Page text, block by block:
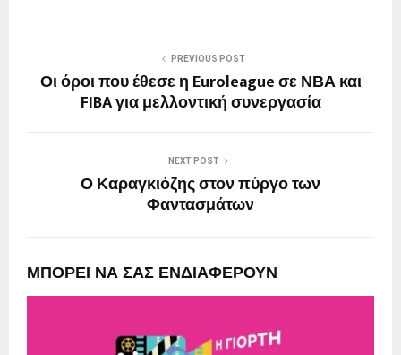
PREVIOUS POST
Οι όροι που έθεσε η Euroleague σε ΝΒΑ και
FIBA για μελλοντική συνεργασία
NEXT POST
Ο Καραγκιόζης στον πύργο των
Φαντασμάτων
ΜΠΟΡΕΙ ΝΑ ΣΑΣ ΕΝΔΙΑΦΕΡΟΥΝ